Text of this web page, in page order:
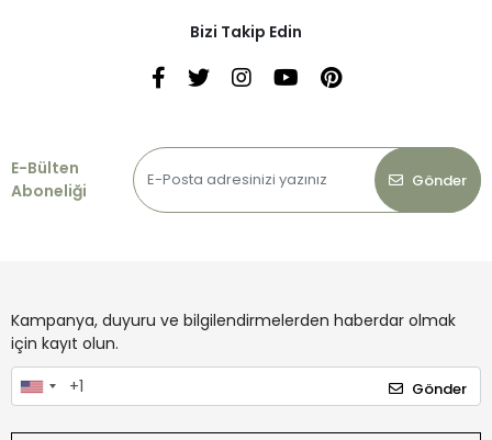
Bizi Takip Edin
E-Bülten
Aboneliği
Gönder
Kampanya, duyuru ve bilgilendirmelerden haberdar olmak
için kayıt olun.
Gönder